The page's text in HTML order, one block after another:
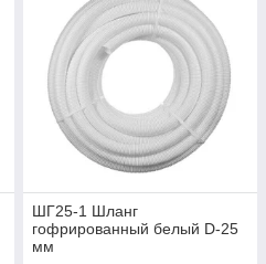
ШГ25-1 Шланг
гофрированный белый D-25
мм